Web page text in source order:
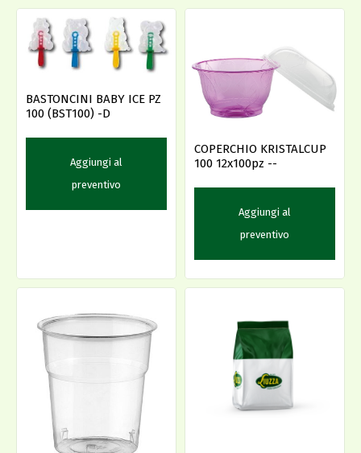
BASTONCINI BABY ICE PZ
100 (BST100) -D
Aggiungi al
preventivo
COPERCHIO KRISTALCUP
100 12x100pz --
Aggiungi al
preventivo